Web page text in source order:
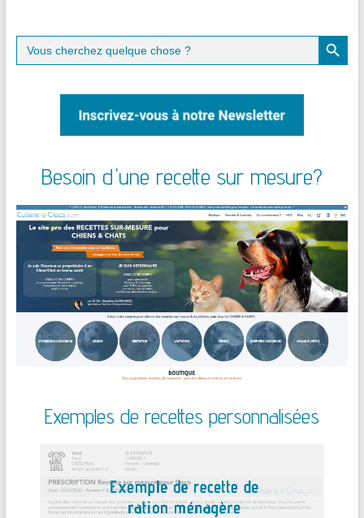
Search
for:
Search Button
Besoin d'une recette sur mesure?
Exemples de recettes personnalisées